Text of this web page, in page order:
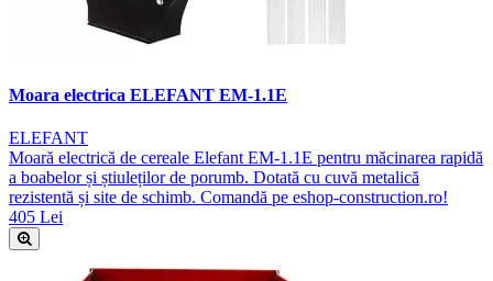
Moara electrica ELEFANT EM-1.1E
ELEFANT
Moară electrică de cereale Elefant EM-1.1E pentru măcinarea rapidă
a boabelor și știuleților de porumb. Dotată cu cuvă metalică
rezistentă și site de schimb. Comandă pe eshop-construction.ro!
405 Lei